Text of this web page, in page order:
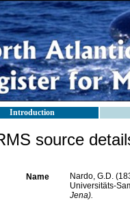
Introduction
source
Name
Nardo, G.D.
Universitäts-
Jena).